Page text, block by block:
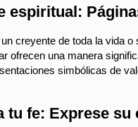
espiritual:
creyente de toda la vida
ofrecen una manera
simbólicas de
tu fe: Exprese su